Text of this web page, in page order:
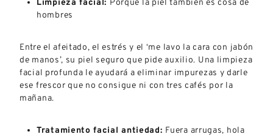
Limpieza facial: Porque la piel también es cosa de
hombres
Entre el afeitado, el estrés y el ‘me lavo la cara con jabón
de manos’, su piel seguro que pide auxilio. Una limpieza
facial profunda le ayudará a eliminar impurezas y darle
ese frescor que no consigue ni con tres cafés por la
mañana.
Tratamiento facial antiedad: Fuera arrugas, hola